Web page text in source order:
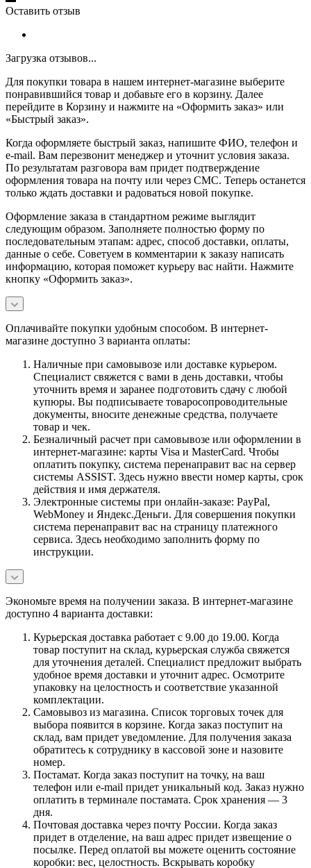
Оставить отзыв
Загрузка отзывов...
Для покупки товара в нашем интернет-магазине выберите
понравившийся товар и добавьте его в корзину. Далее
перейдите в Корзину и нажмите на «Оформить заказ» или
«Быстрый заказ».
Когда оформляете быстрый заказ, напишите ФИО, телефон и
e-mail. Вам перезвонит менеджер и уточнит условия заказа.
По результатам разговора вам придет подтверждение
оформления товара на почту или через СМС. Теперь останется
только ждать доставки и радоваться новой покупке.
Оформление заказа в стандартном режиме выглядит
следующим образом. Заполняете полностью форму по
последовательным этапам: адрес, способ доставки, оплаты,
данные о себе. Советуем в комментарии к заказу написать
информацию, которая поможет курьеру вас найти. Нажмите
кнопку «Оформить заказ».
Оплачивайте покупки удобным способом. В интернет-
магазине доступно 3 варианта оплаты:
Наличные при самовывозе или доставке курьером.
Специалист свяжется с вами в день доставки, чтобы
уточнить время и заранее подготовить сдачу с любой
купюры. Вы подписываете товаросопроводительные
документы, вносите денежные средства, получаете
товар и чек.
Безналичный расчет при самовывозе или оформлении в
интернет-магазине: карты Visa и MasterCard. Чтобы
оплатить покупку, система перенаправит вас на сервер
системы ASSIST. Здесь нужно ввести номер карты, срок
действия и имя держателя.
Электронные системы при онлайн-заказе: PayPal,
WebMoney и Яндекс.Деньги. Для совершения покупки
система перенаправит вас на страницу платежного
сервиса. Здесь необходимо заполнить форму по
инструкции.
Экономьте время на получении заказа. В интернет-магазине
доступно 4 варианта доставки:
Курьерская доставка работает с 9.00 до 19.00. Когда
товар поступит на склад, курьерская служба свяжется
для уточнения деталей. Специалист предложит выбрать
удобное время доставки и уточнит адрес. Осмотрите
упаковку на целостность и соответствие указанной
комплектации.
Самовывоз из магазина. Список торговых точек для
выбора появится в корзине. Когда заказ поступит на
склад, вам придет уведомление. Для получения заказа
обратитесь к сотруднику в кассовой зоне и назовите
номер.
Постамат. Когда заказ поступит на точку, на ваш
телефон или e-mail придет уникальный код. Заказ нужно
оплатить в терминале постамата. Срок хранения — 3
дня.
Почтовая доставка через почту России. Когда заказ
придет в отделение, на ваш адрес придет извещение о
посылке. Перед оплатой вы можете оценить состояние
коробки: вес, целостность. Вскрывать коробку